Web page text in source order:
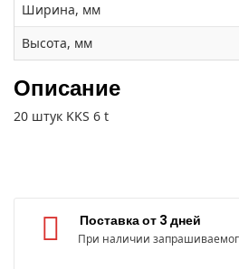
Ширина, мм
Высота, мм
Описание
20 штук KKS 6 t
Поставка от 3 дней
При наличии